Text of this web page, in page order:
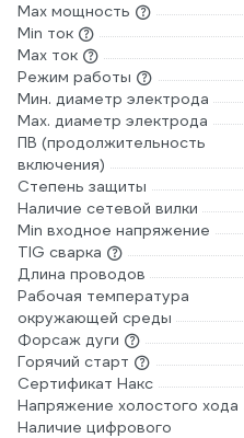
Max мощность
Min ток
Max ток
Режим работы
Мин. диаметр электрода
Мах. диаметр электрода
ПВ (продолжительность
включения)
Степень защиты
Наличие сетевой вилки
Min входное напряжение
TIG сварка
Длина проводов
Рабочая температура
окружающей среды
Форсаж дуги
Горячий старт
Сертификат Накс
Напряжение холостого хода
Наличие цифрового